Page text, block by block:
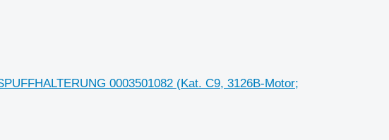
0003501082 (Kat. C9, 3126B-Motor;